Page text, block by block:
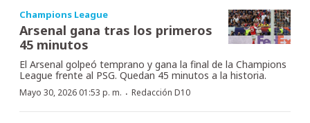
Champions League
Arsenal gana tras los primeros
45 minutos
El Arsenal golpeó temprano y gana la final de la Champions
League frente al PSG. Quedan 45 minutos a la historia.
Mayo 30, 2026 01:53 p. m. · Redacción D10